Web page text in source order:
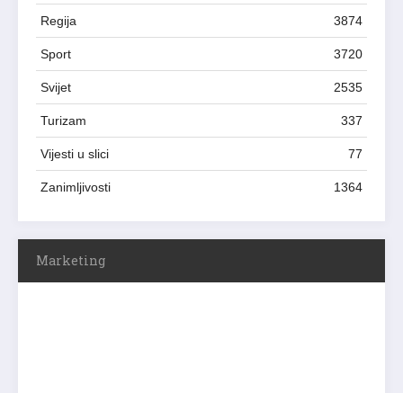
Regija 3874
Sport 3720
Svijet 2535
Turizam 337
Vijesti u slici 77
Zanimljivosti 1364
Marketing